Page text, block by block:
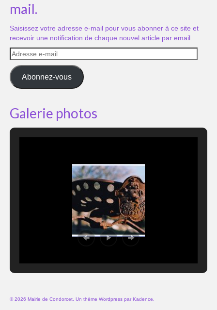
mail.
Saisissez votre adresse e-mail pour vous abonner à ce site et
recevoir une notification de chaque nouvel article par email.
Adresse
e-
mail
Abonnez-vous
Galerie photos
© 2026 Mairie de Condorcet. Un thème Wordpress par Kadence